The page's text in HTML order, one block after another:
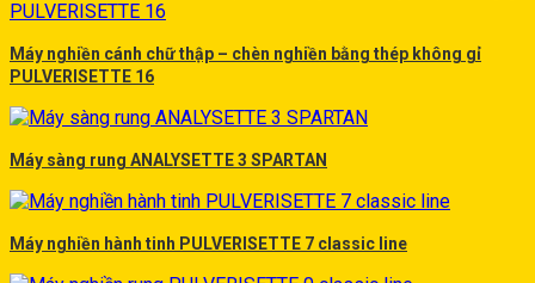
Máy nghiền cánh chữ thập – chèn nghiền bằng thép không gỉ
PULVERISETTE 16
Máy sàng rung ANALYSETTE 3 SPARTAN
Máy nghiền hành tinh PULVERISETTE 7 classic line